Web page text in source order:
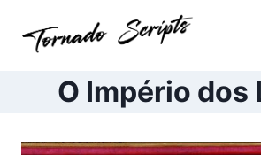
para
ConteúdoO Império dos